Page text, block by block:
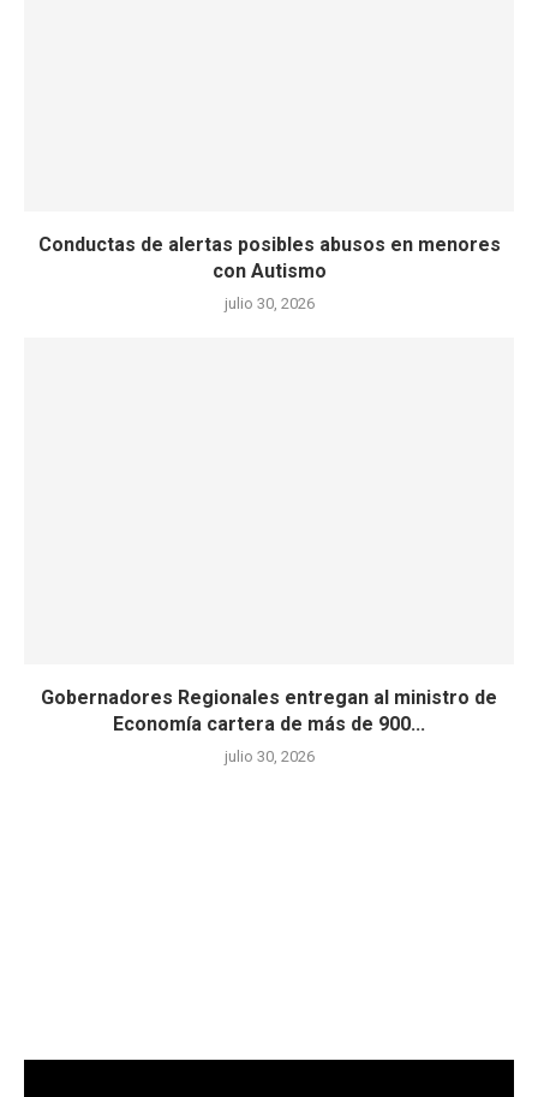
Conductas de alertas posibles abusos en menores
con Autismo
julio 30, 2026
Gobernadores Regionales entregan al ministro de
Economía cartera de más de 900...
julio 30, 2026